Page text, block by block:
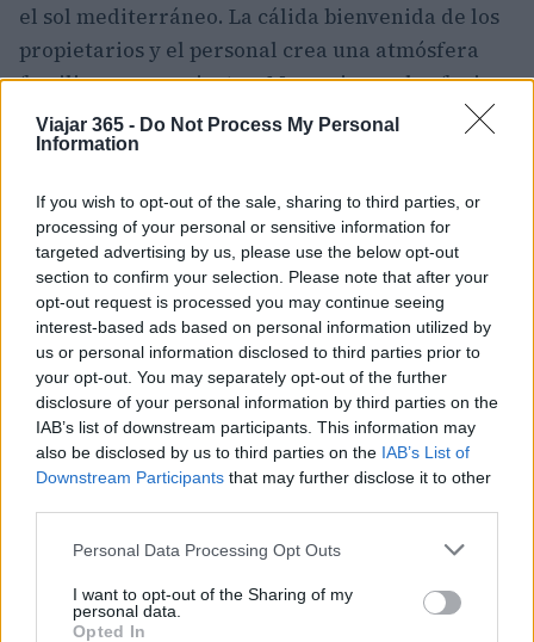
Viajar 365 - Do Not Process My Personal
Information
If you wish to opt-out of the sale, sharing to third parties, or
processing of your personal or sensitive information for
targeted advertising by us, please use the below opt-out
section to confirm your selection. Please note that after your
opt-out request is processed you may continue seeing
interest-based ads based on personal information utilized by
us or personal information disclosed to third parties prior to
your opt-out. You may separately opt-out of the further
disclosure of your personal information by third parties on the
IAB’s list of downstream participants. This information may
also be disclosed by us to third parties on the IAB’s List of
Downstream Participants that may further disclose it to other
Please note that this website/app uses one or more Google
not limited to your visit or usage behaviour. You may click to
grant or deny consent to Google and its third-party tags to
Personal Data Processing Opt Outs
I want to opt-out of the Sharing of my
personal data.
Opted In
el sol mediterráneo. La cálida bienvenida de los
propietarios y el personal crea una atmósfera
familiar que convierte a Masseria en el refugio
ideal para quienes buscan bienestar y
tranquilidad. ¿Te imaginas tumbado junto a la
En este rincón paradisíaco, donde tradición e
innovación se entrelazan, Masseria Panareo te
invita a vivir una experiencia auténtica. Ya sea
explorando las maravillas del territorio,
participando en rituales de bienestar o
simplemente disfrutando de la belleza
circundante, cada momento aquí se convierte en
un recuerdo inolvidable. La experiencia
gastronómica y la cálida hospitalidad son lo que
hacen de Masseria Panareo una parada obligada
corazón del Salento.